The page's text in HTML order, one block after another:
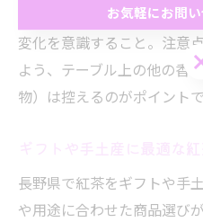
コツは、まず香りをゆっく
変化を意識すること。注意
よう、テーブル上の他の香
物）は控えるのがポイントで
長野県で紅茶をギフトや手
や用途に合わせた商品選び
お気軽にお問
お気軽にお問